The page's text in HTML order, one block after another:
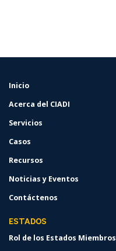
FOOTER
Inicio
Acerca del CIADI
Servicios
Casos
Recursos
Noticias y Eventos
Contáctenos
ESTADOS
Rol de los Estados Miembros